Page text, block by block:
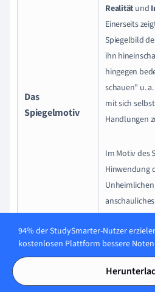
Das
Spiegelmotiv
Realität und
Einerseits
Spiegelbild
ihn
hingegen
schauen" u.
mit sich
Handlungen
Im Motiv des
Hinwendung
Spiegel auch
Sehnsucht
Schauplätze
Ruinen,
Burgen,
94% der StudySmarter-Nutzer
kostenlosen Plattform bessere